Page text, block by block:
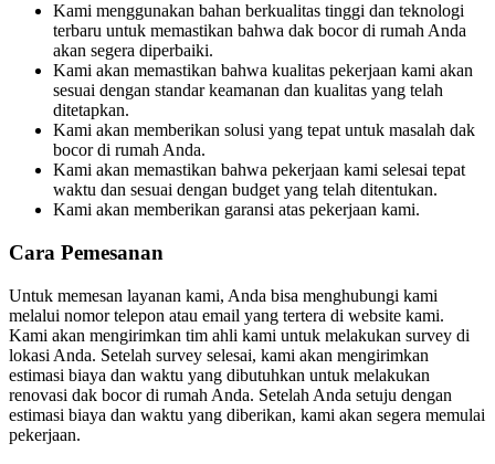
Kami menggunakan bahan berkualitas tinggi dan teknologi
terbaru untuk memastikan bahwa dak bocor di rumah Anda
akan segera diperbaiki.
Kami akan memastikan bahwa kualitas pekerjaan kami akan
sesuai dengan standar keamanan dan kualitas yang telah
ditetapkan.
Kami akan memberikan solusi yang tepat untuk masalah dak
bocor di rumah Anda.
Kami akan memastikan bahwa pekerjaan kami selesai tepat
waktu dan sesuai dengan budget yang telah ditentukan.
Kami akan memberikan garansi atas pekerjaan kami.
Cara Pemesanan
Untuk memesan layanan kami, Anda bisa menghubungi kami
melalui nomor telepon atau email yang tertera di website kami.
Kami akan mengirimkan tim ahli kami untuk melakukan survey di
lokasi Anda. Setelah survey selesai, kami akan mengirimkan
estimasi biaya dan waktu yang dibutuhkan untuk melakukan
renovasi dak bocor di rumah Anda. Setelah Anda setuju dengan
estimasi biaya dan waktu yang diberikan, kami akan segera memulai
pekerjaan.